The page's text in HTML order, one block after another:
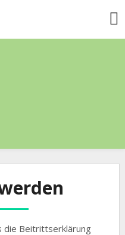
die Beitrittserklärung